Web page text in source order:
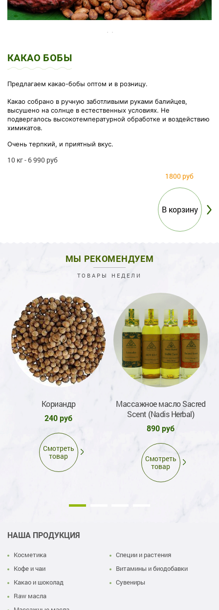
КАКАО БОБЫ
Предлагаем какао-бобы оптом и в розницу.
Какао собрано в ручную заботливыми руками балийцев,
высушено на солнце в естественных условиях. Не
подвергалось высокотемпературной обработке и воздействию
химикатов.
Очень терпкий, и приятный вкус.
10 кг - 6 990 руб
1800 руб
МЫ РЕКОМЕНДУЕМ
ТОВАРЫ НЕДЕЛИ
Кориандр
240 руб
Смотреть
товар
Массажное масло Sacred
Scent (Nadis Herbal)
890 руб
Смотреть
товар
НАША ПРОДУКЦИЯ
Косметика
Кофе и чаи
Какао и шоколад
Raw масла
Специи и растения
Витамины и биодобавки
Сувениры